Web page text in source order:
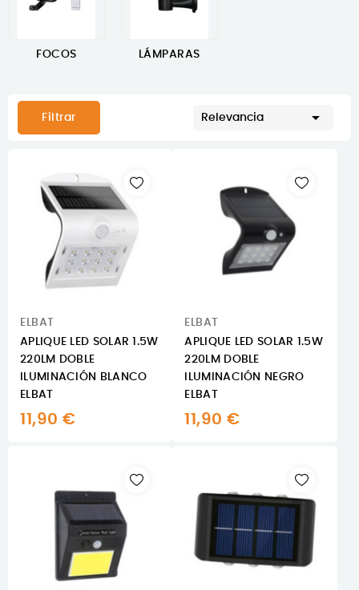
FOCOS LÁMPARAS
Filtrar Relevancia 
ELBAT
APLIQUE LED SOLAR 1.5W
220LM DOBLE
ILUMINACIÓN BLANCO
ELBAT
11,90 €
ELBAT
APLIQUE LED SOLAR 1.5W
220LM DOBLE
ILUMINACIÓN NEGRO
ELBAT
11,90 €